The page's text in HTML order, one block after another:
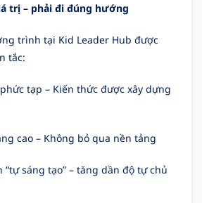
trị – phải đi đúng hướng
trình tại Kid Leader Hub được
tắc:
tạp – Kiến thức được xây dựng
cao – Không bỏ qua nền tảng
“tự sáng tạo” – tăng dần độ tự chủ